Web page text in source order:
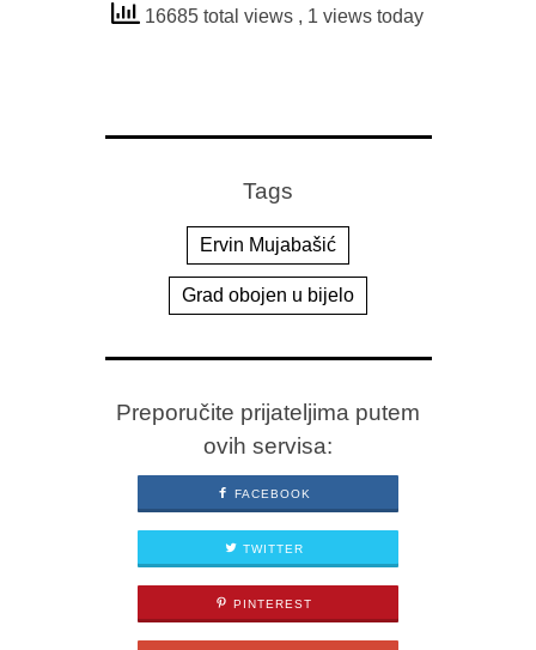
16685 total views , 1 views today
Tags
Ervin Mujabašić
Grad obojen u bijelo
Preporučite prijateljima putem
ovih servisa:
FACEBOOK
TWITTER
PINTEREST